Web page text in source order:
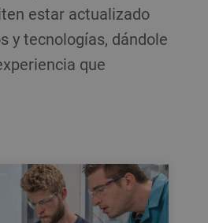
estar actualizado
y tecnologías, dándole
que